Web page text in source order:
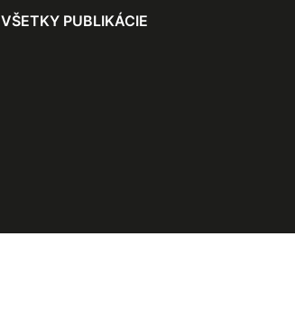
VŠETKY PUBLIKÁCIE